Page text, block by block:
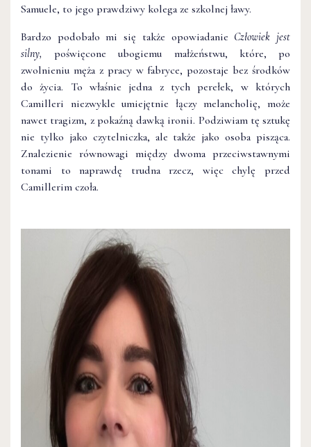
Samuele, to jego prawdziwy kolega ze szkolnej ławy.
Bardzo podobało mi się także opowiadanie Człowiek jest
silny,poświęcone ubogiemu małżeństwu, które, po
zwolnieniu męża z pracy w fabryce, pozostaje bez środków
do życia. To właśnie jedna z tych perełek, w których
Camilleri niezwykle umiejętnie łączy melancholię, może
nawet tragizm, z pokaźną dawką ironii. Podziwiam tę sztukę
nie tylko jako czytelniczka, ale także jako osoba pisząca.
Znalezienie równowagi między dwoma przeciwstawnymi
tonami to naprawdę trudna rzecz, więc chylę przed
Camillerim czoła.